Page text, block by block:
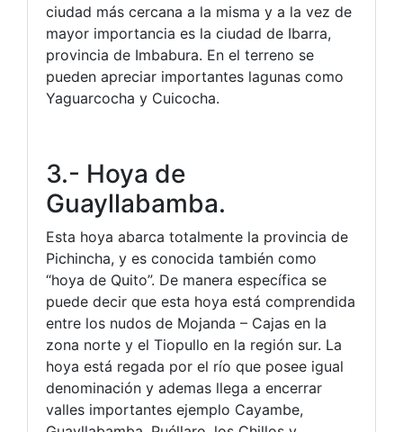
ciudad más cercana a la misma y a la vez de
mayor importancia es la ciudad de Ibarra,
provincia de Imbabura. En el terreno se
pueden apreciar importantes lagunas como
Yaguarcocha y Cuicocha.
3.- Hoya de
Guayllabamba.
Esta hoya abarca totalmente la provincia de
Pichincha, y es conocida también como
“hoya de Quito”. De manera específica se
puede decir que esta hoya está comprendida
entre los nudos de Mojanda – Cajas en la
zona norte y el Tiopullo en la región sur. La
hoya está regada por el río que posee igual
denominación y ademas llega a encerrar
valles importantes ejemplo Cayambe,